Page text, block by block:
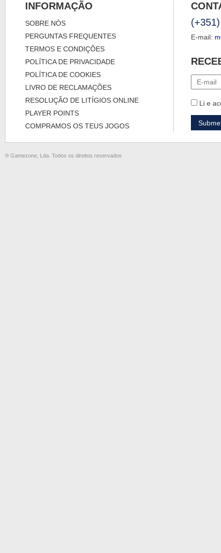
INFORMAÇÃO
SOBRE NÓS
PERGUNTAS FREQUENTES
TERMOS E CONDIÇÕES
POLÍTICA DE PRIVACIDADE
POLÍTICA DE COOKIES
LIVRO DE RECLAMAÇÕES
RESOLUÇÃO DE LITÍGIOS ONLINE
PLAYER POINTS
COMPRAMOS OS TEUS JOGOS
E-mail:
Li e
® Gamezone, Lda. Todos os direitos reservados